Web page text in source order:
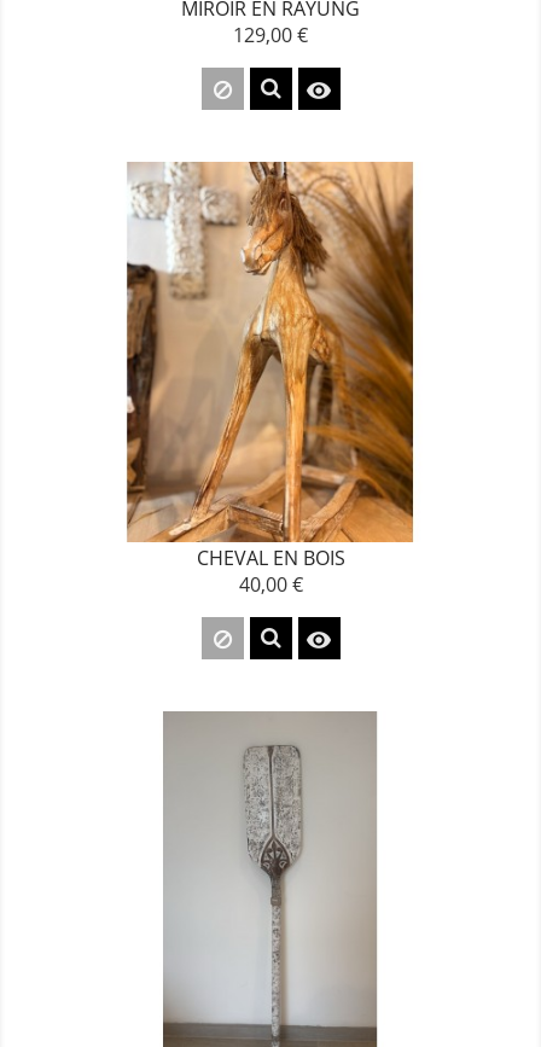
MIROIR EN RAYUNG
Prix
129,00 €

CHEVAL EN BOIS
Prix
40,00 €
